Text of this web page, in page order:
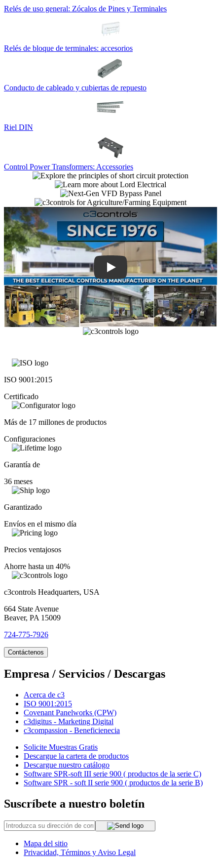
Relés de uso general: Zócalos de Pines y Terminales
Relés de bloque de terminales: accesorios
Conducto de cableado y cubiertas de repuesto
Riel DIN
Control Power Transformers: Accessories
ISO 9001:2015
Certificado
Más de 17 millones de productos
Configuraciones
Garantía de
36 meses
Garantizado
Envíos en el mismo día
Precios ventajosos
Ahorre hasta un 40%
c3controls Headquarters, USA
664 State Avenue
Beaver, PA 15009
724-775-7926
Contáctenos
Empresa / Servicios / Descargas
Acerca de c3
ISO 9001:2015
Covenant Panelworks (CPW)
c3digitus - Marketing Digital
c3compassion - Beneficienecia
Solicite Muestras Gratis
Descargue la cartera de productos
Descargue nuestro catálogo
Software SPR-soft III serie 900 ( productos de la serie C)
Software SPR - soft II serie 900 ( productos de la serie B)
Suscríbete a nuestro boletín
Mapa del sitio
Privacidad, Términos y Aviso Legal